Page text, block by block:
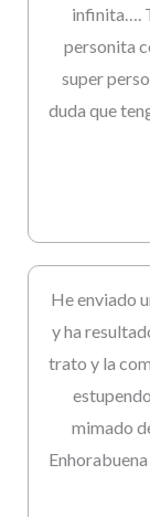
infinita….
personita
super
duda que
He enviado
y ha
trato y la
mimado